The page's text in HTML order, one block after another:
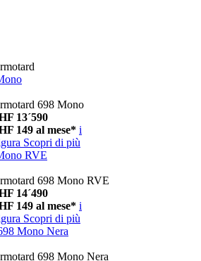
698 Mono
13´590
149 al mese* i
Scopri di più
RVE
698 Mono RVE
14´490
149 al mese* i
Scopri di più
Mono Nera
698 Mono Nera